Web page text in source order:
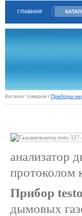
ГЛАВНАЯ
Каталог товаров / Приборы
анализатор
протоколом
Прибор
дымовых